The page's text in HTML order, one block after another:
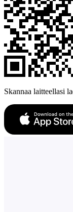
Skannaa laitteellasi